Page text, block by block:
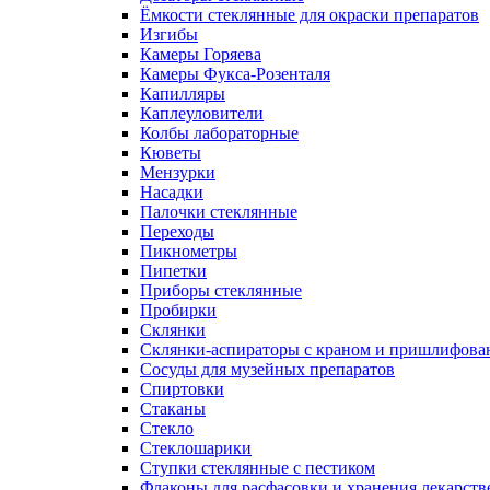
Ёмкости стеклянные для окраски препаратов
Изгибы
Камеры Горяева
Камеры Фукса-Розенталя
Капилляры
Каплеуловители
Колбы лабораторные
Кюветы
Мензурки
Насадки
Палочки стеклянные
Переходы
Пикнометры
Пипетки
Приборы стеклянные
Пробирки
Склянки
Склянки-аспираторы с краном и
Сосуды для музейных препаратов
Спиртовки
Стаканы
Стекло
Стеклошарики
Ступки стеклянные с пестиком